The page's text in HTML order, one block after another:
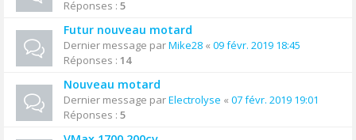
Réponses : 5
Futur nouveau motard
Dernier message parMike28 « 09 févr. 2019 18:45
Réponses : 14
Nouveau motard
Dernier message parElectrolyse « 07 févr. 2019 19:01
Réponses : 5